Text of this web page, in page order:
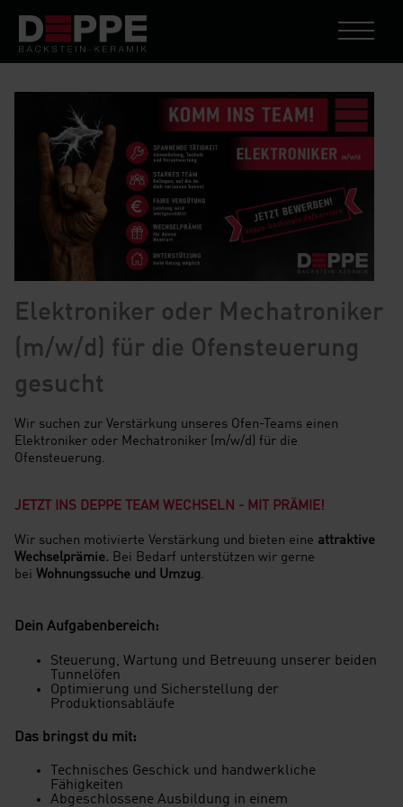
Elektroniker oder Mechatroniker
(m/w/d) für die Ofensteuerung
gesucht
Wir suchen zur Verstärkung unseres Ofen-Teams einen
Elektroniker oder Mechatroniker (m/w/d) für die
Ofensteuerung.
JETZT INS DEPPE TEAM WECHSELN - MIT PRÄMIE!
Wir suchen motivierte Verstärkung und bieten eine attraktive
Wechselprämie. Bei Bedarf unterstützen wir gerne
bei Wohnungssuche und Umzug.
Dein Aufgabenbereich:
Steuerung, Wartung und Betreuung unserer beiden
Tunnelöfen
Optimierung und Sicherstellung der
Produktionsabläufe
Das bringst du mit:
Technisches Geschick und handwerkliche
Fähigkeiten
Abgeschlossene Ausbildung in einem